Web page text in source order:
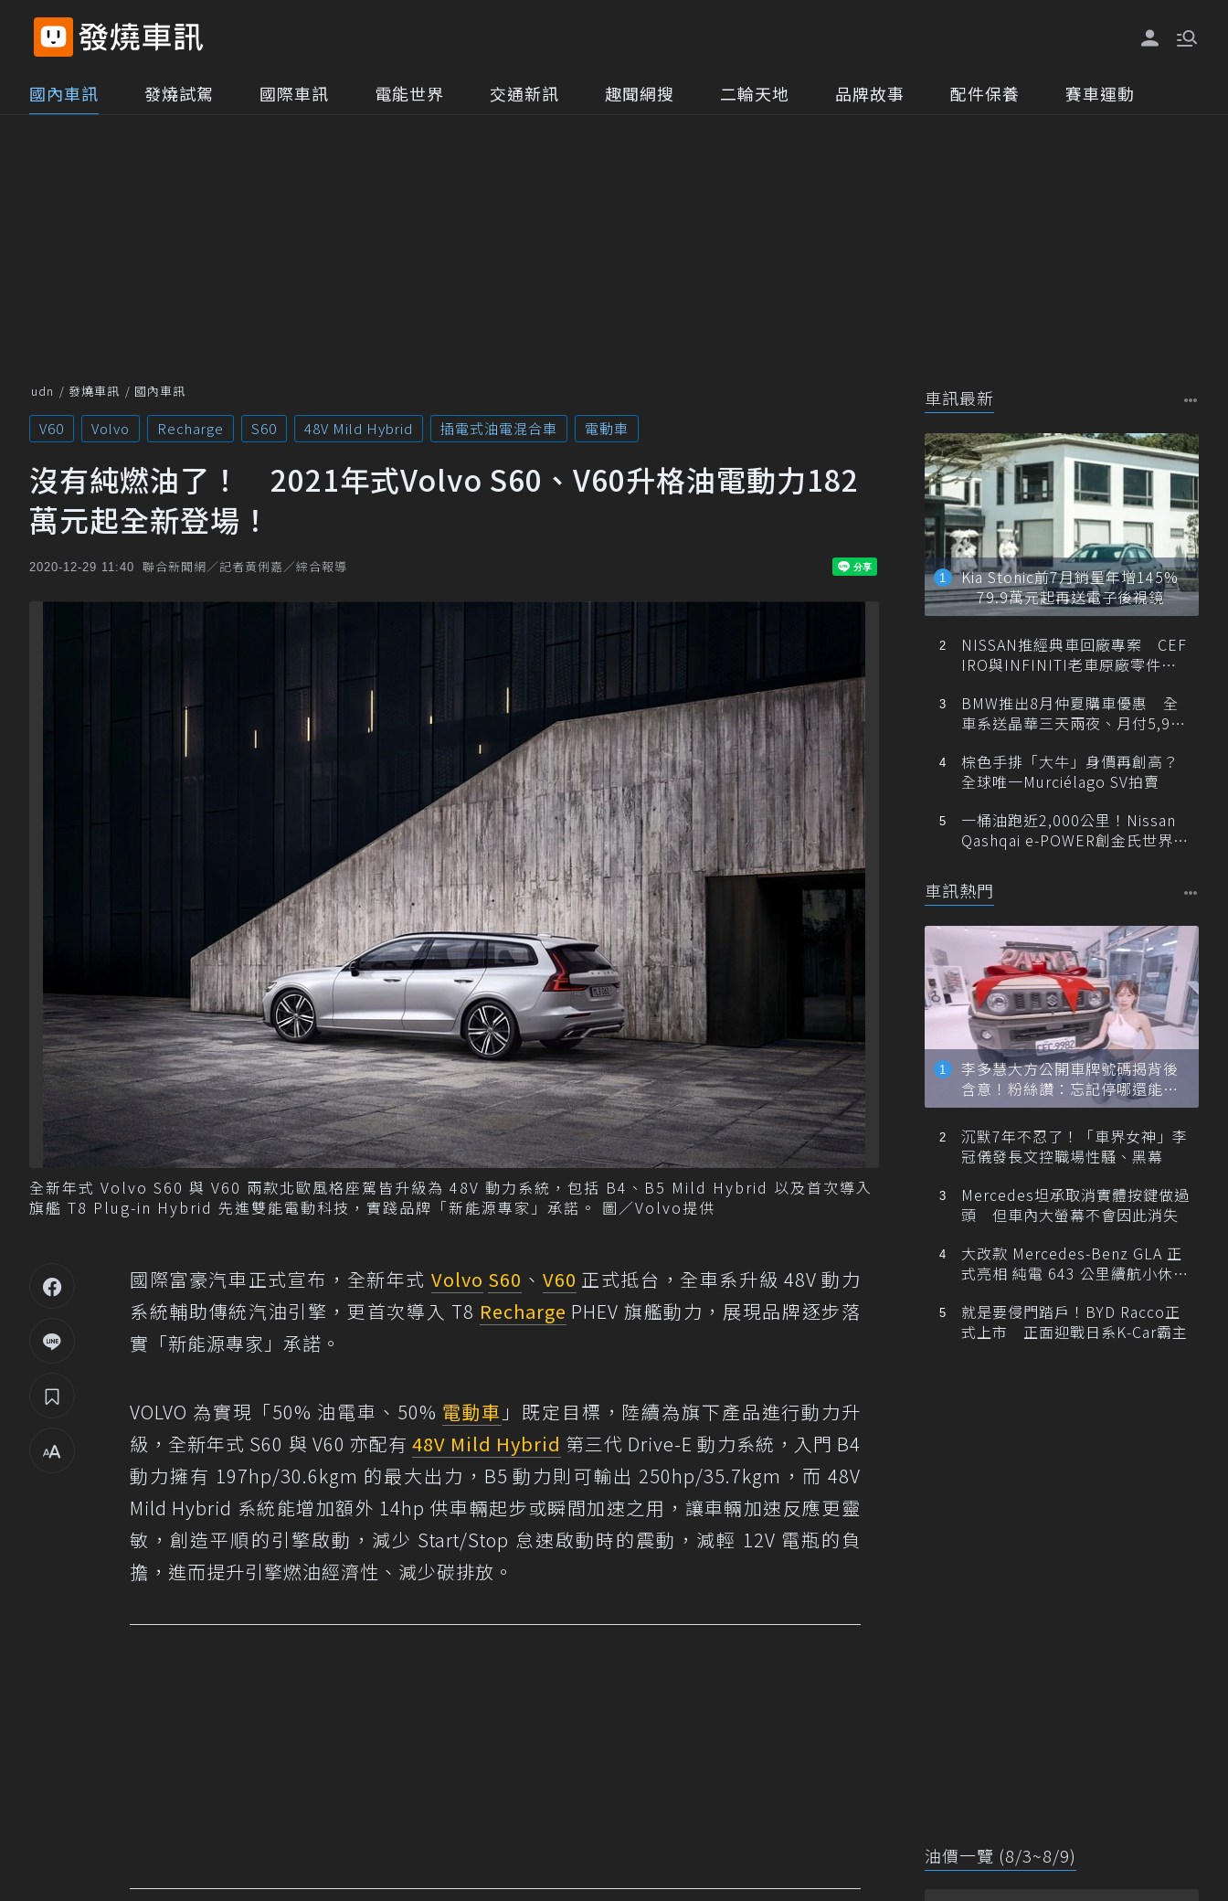
國內車訊 發燒試駕 國際車訊 電能世界 交通新訊 趣聞網搜 二輪天地 品牌故事 配件保養 賽車運動
udn 發燒車訊 國內車訊
V60 Volvo Recharge S60 48V Mild Hybrid 插電式油電混合車 電動車
沒有純燃油了！ 2021年式Volvo S60、V60升格油電動力182
萬元起全新登場！
2020-12-29 11:40 聯合新聞網／記者黃俐嘉／綜合報導
全新年式 Volvo S60 與 V60 兩款北歐風格座駕皆升級為 48V 動力系統，包括 B4、B5 Mild Hybrid 以及首次導入
旗艦 T8 Plug-in Hybrid 先進雙能電動科技，實踐品牌「新能源專家」承諾。 圖／Volvo提供
國際富豪汽車正式宣布，全新年式 Volvo S60 、 V60 正式抵台，全車系升級 48V 動力
系統輔助傳統汽油引擎，更首次導入 T8 Recharge PHEV 旗艦動力，展現品牌逐步落
實「新能源專家」承諾。
VOLVO 為實現「50% 油電車、50% 電動車 」既定目標，陸續為旗下產品進行動力升
級，全新年式 S60 與 V60 亦配有 48V Mild Hybrid 第三代 Drive-E 動力系統，入門 B4
動力擁有 197hp/30.6kgm 的最大出力，B5 動力則可輸出 250hp/35.7kgm，而 48V
Mild Hybrid 系統能增加額外 14hp 供車輛起步或瞬間加速之用，讓車輛加速反應更靈
敏，創造平順的引擎啟動，減少 Start/Stop 怠速啟動時的震動，減輕 12V 電瓶的負
擔，進而提升引擎燃油經濟性、減少碳排放。
車訊最新
Kia Stonic前7月銷量年增145%
79.9萬元起再送電子後視鏡
NISSAN推經典車回廠專案 CEF
IRO與INFINITI老車原廠零件最
BMW推出8月仲夏購車優惠 全
車系送晶華三天兩夜、月付5,900
棕色手排「大牛」身價再創高？
全球唯一Murciélago SV拍賣
一桶油跑近2,000公里！Nissan
Qashqai e-POWER創金氏世界紀
車訊熱門
李多慧大方公開車牌號碼揭背後
含意！粉絲讚：忘記停哪還能幫
忙找車
沉默7年不忍了！「車界女神」李
冠儀發長文控職場性騷、黑幕
Mercedes坦承取消實體按鍵做過
頭 但車內大螢幕不會因此消失
大改款 Mercedes-Benz GLA 正
式亮相 純電 643 公里續航小休
就是要侵門踏戶！BYD Racco正
式上市 正面迎戰日系K-Car霸主
油價一覽 (8/3~8/9)